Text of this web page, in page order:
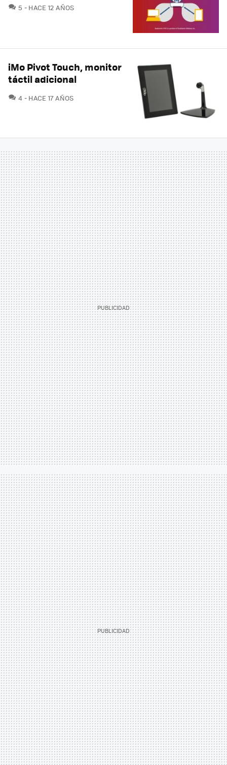
5 COMENTARIOS
HACE 12 AÑOS
iMo Pivot Touch, monitor
táctil adicional
4 COMENTARIOS
HACE 17 AÑOS